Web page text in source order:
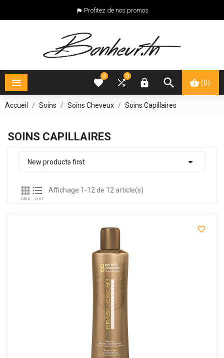
 Profitez de nos promos
 (0)


0

0
Accueil Soins Soins Cheveux Soins Capillaires
SOINS CAPILLAIRES
New products first 

GRID

LIST
Affichage 1-12 de 12 article(s)
